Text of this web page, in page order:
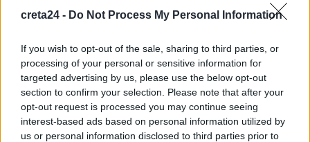
creta24 - Do Not Process My Personal Information
If you wish to opt-out of the sale, sharing to third parties, or
processing of your personal or sensitive information for
targeted advertising by us, please use the below opt-out
section to confirm your selection. Please note that after your
opt-out request is processed you may continue seeing
interest-based ads based on personal information utilized by
us or personal information disclosed to third parties prior to
9 Αυγούστου, 2026
Κοντογεώργης: Προεκλογική αλλά όχι παροχολογική η ΔΕΘ –
Επιστρέφουμε αναλογικά και δίκαια το μέρισμα ανάπτυξης
9 Αυγούστου, 2026
Ρέθυμνο: Εθελοντές πρόλαβαν δύο φωτιές μέσα σε λίγη ώρα